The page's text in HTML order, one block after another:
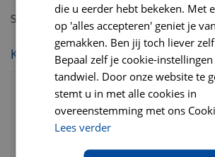
Skinneeez konijn 38 cm
KIJK OOK EENS NAAR:
die u eerder hebt bekeken. Met
op 'alles accepteren' geniet je
gemakken. Ben jij toch liever
Bepaal zelf je cookie-
tandwiel. Door onze website te
stemt u in met alle cookies in
overeenstemming met ons
Lees verder